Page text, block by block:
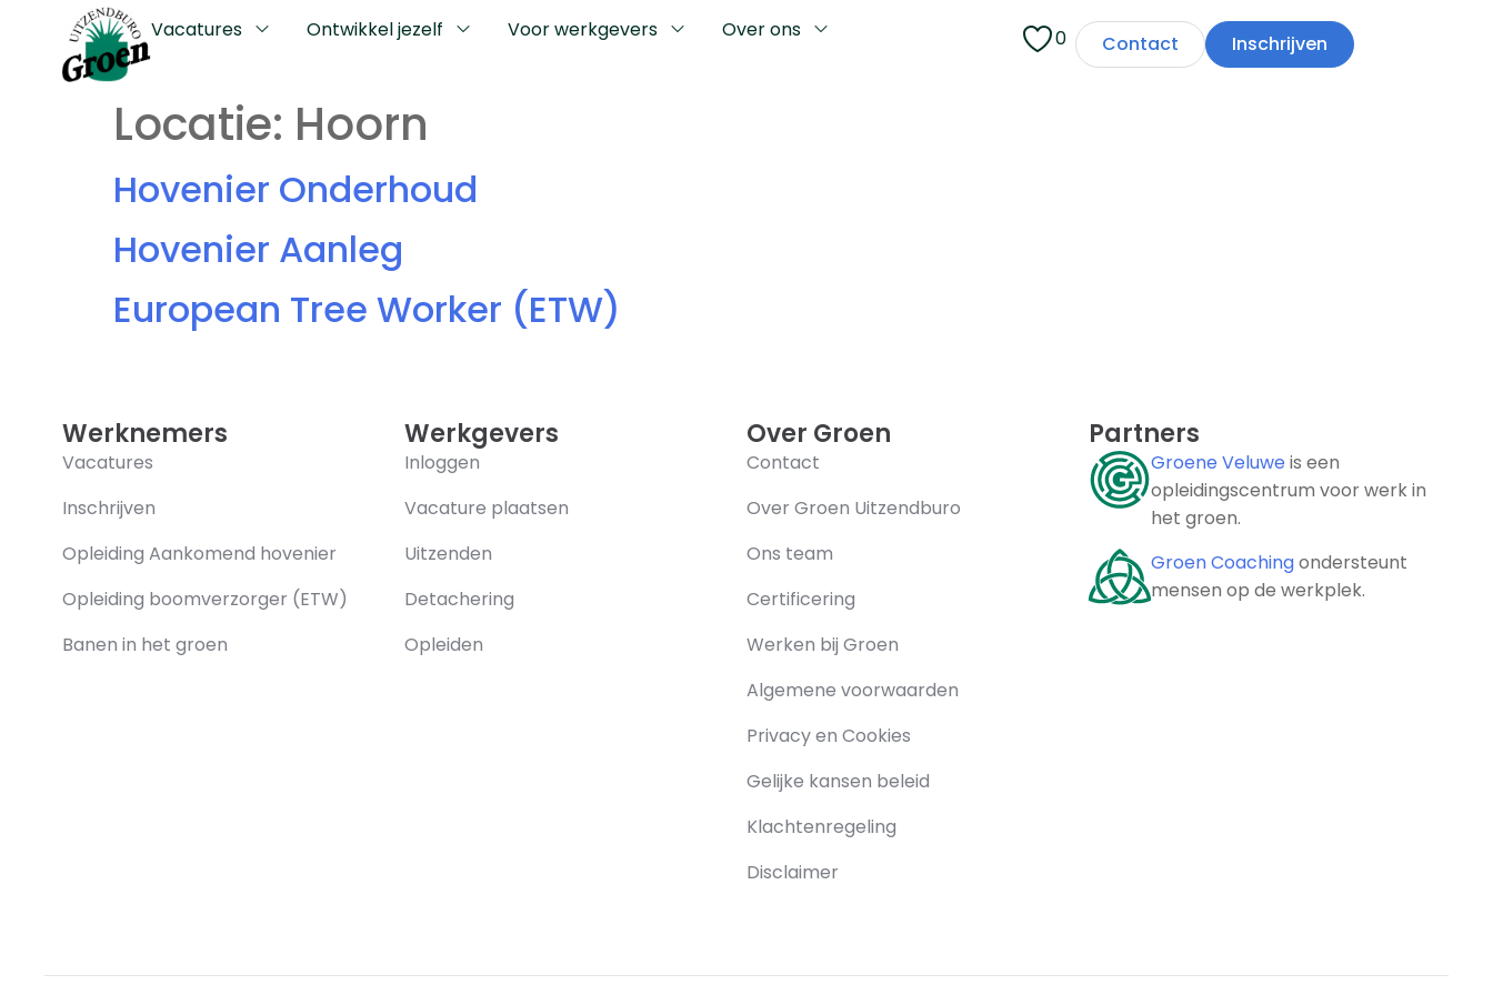
Vacatures Ontwikkel jezelf Voor werkgevers Over ons 0 Contact Inschrijven
Locatie: Hoorn
Hovenier Onderhoud
Hovenier Aanleg
European Tree Worker (ETW)
Werknemers
Vacatures
Inschrijven
Opleiding Aankomend hovenier
Opleiding boomverzorger (ETW)
Banen in het groen
Werkgevers
Inloggen
Vacature plaatsen
Uitzenden
Detachering
Opleiden
Over Groen
Contact
Over Groen Uitzendburo
Ons team
Certificering
Werken bij Groen
Algemene voorwaarden
Privacy en Cookies
Gelijke kansen beleid
Klachtenregeling
Disclaimer
Partners
Groene Veluwe is een
opleidingscentrum voor werk in
het groen.
Groen Coachingondersteunt
mensen op de werkplek.